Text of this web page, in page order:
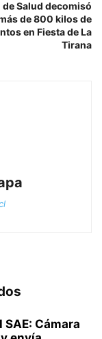
de Salud decomisó
de 800 kilos de
en Fiesta de La
Tirana
Cámara